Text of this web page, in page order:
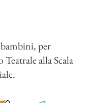
per
alla Scala